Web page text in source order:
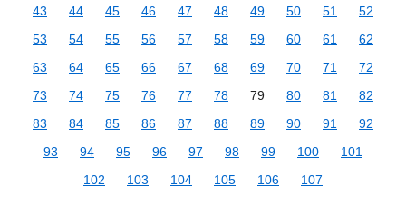
43
44 45 46 47 48 49 50 51
52
53
54 55 56 57 58 59 60 61
62
63
64 65 66 67 68 69 70 71
72
73
74 75 76 77 78 79 80 81
82
83
84 85 86 87 88 89 90 91
92
93
94 95 96 97 98 99 100
101
102
103 104 105 106 107